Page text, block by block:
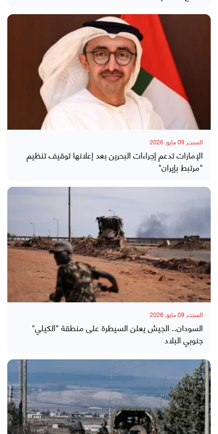
السبت, 09 مايو, 2026
الإمارات تدعم إجراءات البحرين بعد إعلانها توقيف تنظيم
"مرتبط بإيران"
السبت, 09 مايو, 2026
السودان.. الجيش يعلن السيطرة على منطقة "الكيلي"
جنوبي البلاد